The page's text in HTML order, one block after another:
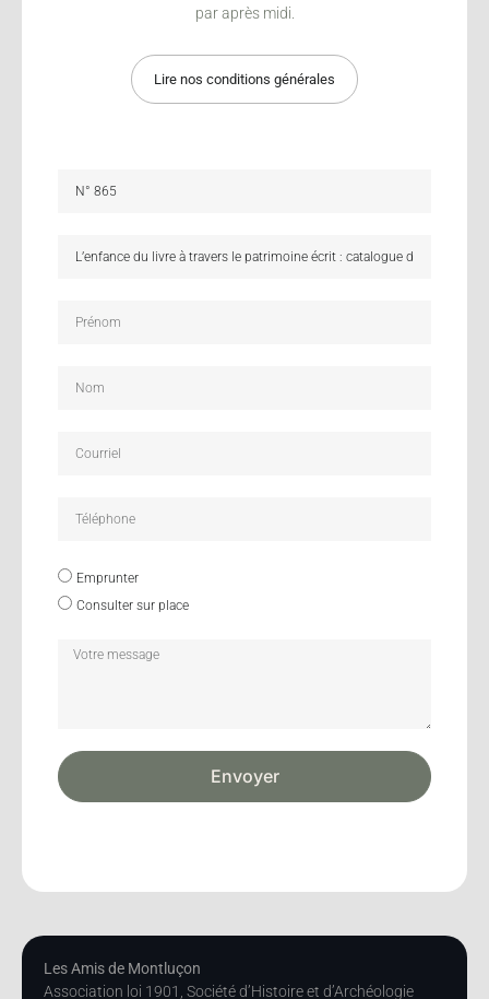
par après midi.
Lire nos conditions générales
Emprunter
Consulter sur place
Envoyer
Les Amis de Montluçon
Association loi 1901, Société d’Histoire et d’Archéologie